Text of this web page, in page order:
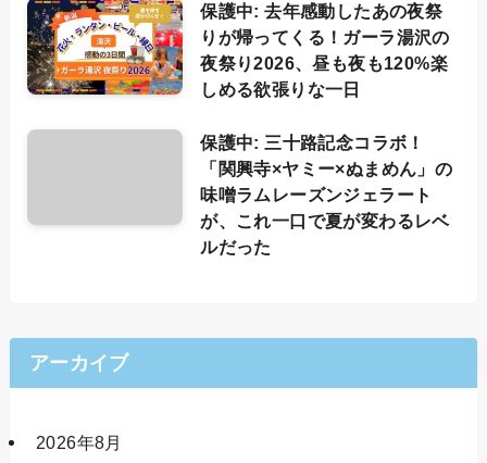
保護中: 去年感動したあの夜祭
りが帰ってくる！ガーラ湯沢の
夜祭り2026、昼も夜も120%楽
しめる欲張りな一日
保護中: 三十路記念コラボ！
「関興寺×ヤミー×ぬまめん」の
味噌ラムレーズンジェラート
が、これ一口で夏が変わるレベ
ルだった
アーカイブ
2026年8月